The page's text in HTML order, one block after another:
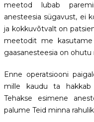
meetod lubab
anesteesia sügavust, ei
ja kokkuvõtvalt on
meetodit me kasutame
gaasanesteesia on
Enne operatsiooni
mille kaudu ta hakkab
Tehakse esimene
palume Teid minna